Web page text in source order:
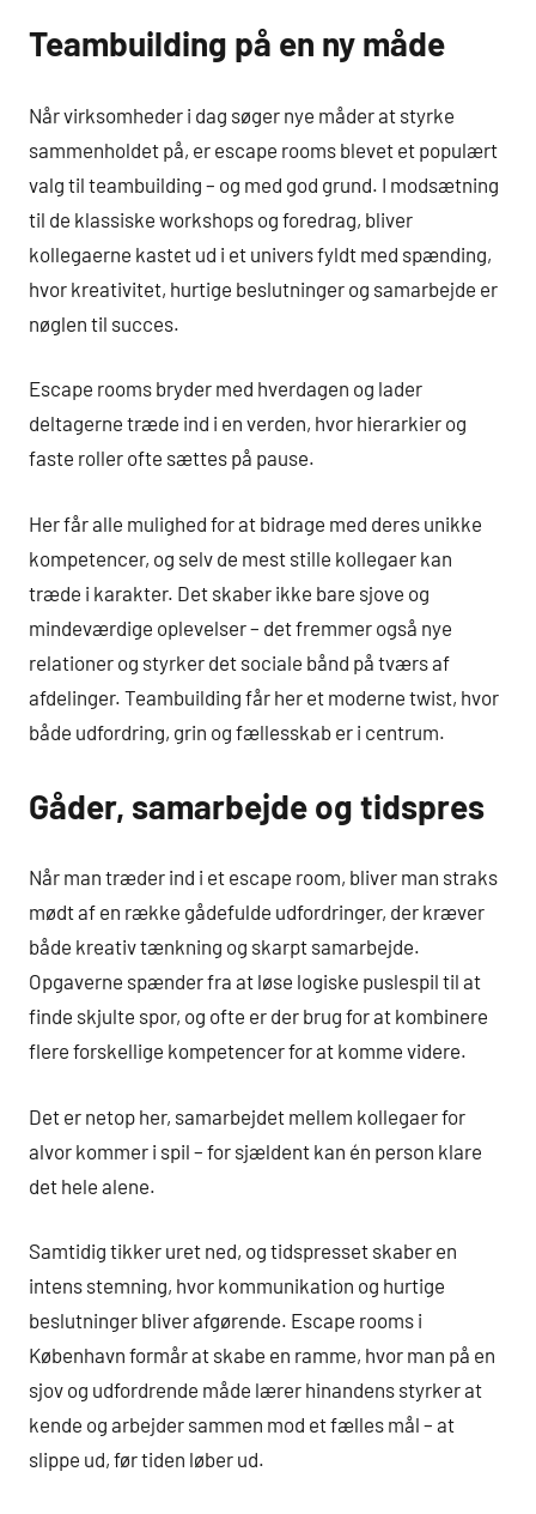
Teambuilding på en ny måde
Når virksomheder i dag søger nye måder at styrke
sammenholdet på, er escape rooms blevet et populært
valg til teambuilding – og med god grund. I modsætning
til de klassiske workshops og foredrag, bliver
kollegaerne kastet ud i et univers fyldt med spænding,
hvor kreativitet, hurtige beslutninger og samarbejde er
nøglen til succes.
Escape rooms bryder med hverdagen og lader
deltagerne træde ind i en verden, hvor hierarkier og
faste roller ofte sættes på pause.
Her får alle mulighed for at bidrage med deres unikke
kompetencer, og selv de mest stille kollegaer kan
træde i karakter. Det skaber ikke bare sjove og
mindeværdige oplevelser – det fremmer også nye
relationer og styrker det sociale bånd på tværs af
afdelinger. Teambuilding får her et moderne twist, hvor
både udfordring, grin og fællesskab er i centrum.
Gåder, samarbejde og tidspres
Når man træder ind i et escape room, bliver man straks
mødt af en række gådefulde udfordringer, der kræver
både kreativ tænkning og skarpt samarbejde.
Opgaverne spænder fra at løse logiske puslespil til at
finde skjulte spor, og ofte er der brug for at kombinere
flere forskellige kompetencer for at komme videre.
Det er netop her, samarbejdet mellem kollegaer for
alvor kommer i spil – for sjældent kan én person klare
det hele alene.
Samtidig tikker uret ned, og tidspresset skaber en
intens stemning, hvor kommunikation og hurtige
beslutninger bliver afgørende. Escape rooms i
København formår at skabe en ramme, hvor man på en
sjov og udfordrende måde lærer hinandens styrker at
kende og arbejder sammen mod et fælles mål – at
slippe ud, før tiden løber ud.